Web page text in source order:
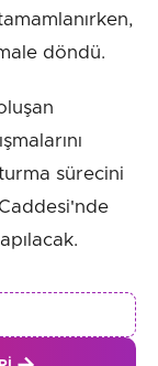
döndü.
sürecini